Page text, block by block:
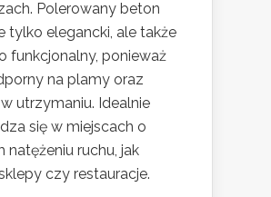
Polerowany beton
tylko elegancki, ale także
funkcjonalny, ponieważ
na plamy oraz
utrzymaniu. Idealnie
się w miejscach o
natężeniu ruchu, jak
czy restauracje.